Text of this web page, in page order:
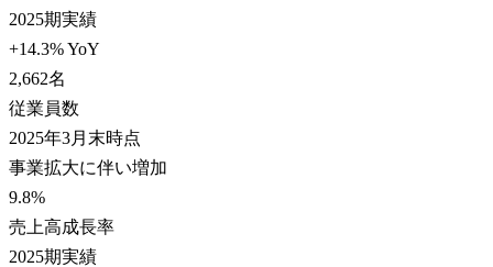
2025期実績
+14.3% YoY
2,662名
従業員数
2025年3月末時点
事業拡大に伴い増加
9.8%
売上高成長率
2025期実績